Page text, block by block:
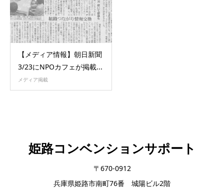
【メディア情報】朝日新聞
3/23にNPOカフェが掲載...
メディア掲載
姫路コンベンションサポート
〒670-0912
兵庫県姫路市南町76番 城陽ビル2階